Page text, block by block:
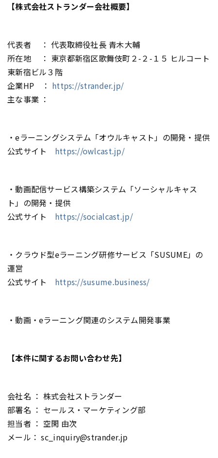
【株式会社ストランダー会社概要】
代表者 ： 代表取締役社長 青木大輔
所在地 ： 東京都新宿区歌舞伎町２-２-１５ ヒルコート
東新宿ビル３階
企業HP ： https://strander.jp/
主な事業 ：
・eラーニングシステム「オウルキャスト」の開発・提供
公式サイト https://owlcast.jp/
・動画配信サービス構築システム「ソーシャルキャス
ト」の開発・提供
公式サイト https://socialcast.jp/
・クラウド型eラーニング研修サービス「SUSUME」の
運営
公式サイト https://susume.business/
・動画・eラーニング関連のシステム開発事業
【本件に関するお問い合わせ先】
会社名 ： 株式会社ストランダー
部署名 ： セールス・マーケティング部
担当者 ： 空閑 由次
メール： sc_inquiry@strander.jp